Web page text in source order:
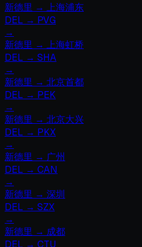
新德里 → 上海浦东
DEL → PVG
→
新德里 → 上海虹桥
DEL → SHA
→
新德里 → 北京首都
DEL → PEK
→
新德里 → 北京大兴
DEL → PKX
→
新德里 → 广州
DEL → CAN
→
新德里 → 深圳
DEL → SZX
→
新德里 → 成都
DEL → CTU